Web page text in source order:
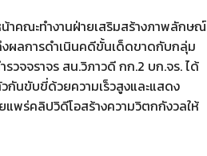
าคณะทำงานฝ่ายเสริมสร้างภาพลักษณ์
งผลการดำเนินคดีขั้นเด็ดขาดกับกลุ่ม
วจจราจร สน.วิภาวดี กก.2 บก.จร. ได้
นขับขี่ด้วยความเร็วสูงและแสดง
พร่คลิปวิดีโอสร้างความวิตกกังวลให้